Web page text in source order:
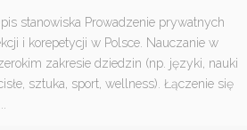
stanowiska Prowadzenie prywatnych
i korepetycji w Polsce. Nauczanie w
zakresie dziedzin (np. języki, nauki
sztuka, sport, wellness). Łączenie się